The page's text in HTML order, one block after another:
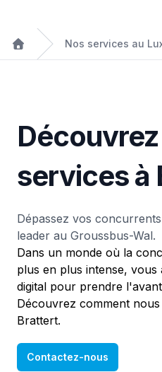
Nos services au
services à
Dépassez vos
leader au Groussbus-Wal.
Dans un monde où la
plus en plus intense,
digital pour prendre
Découvrez comment
Brattert.
Contactez-nous